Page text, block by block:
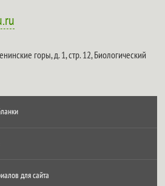
горы, д. 1, стр. 12,Биологический
для сайта